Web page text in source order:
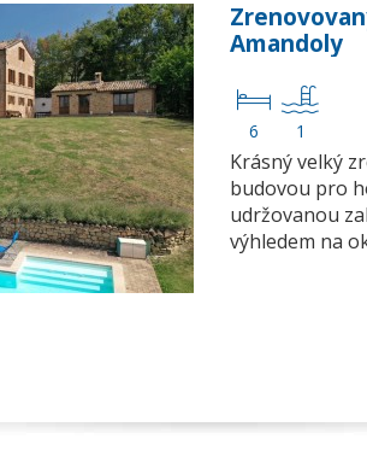
Amandoly
6 1
Krásný velký
budovou pro
udržovanou
výhledem na